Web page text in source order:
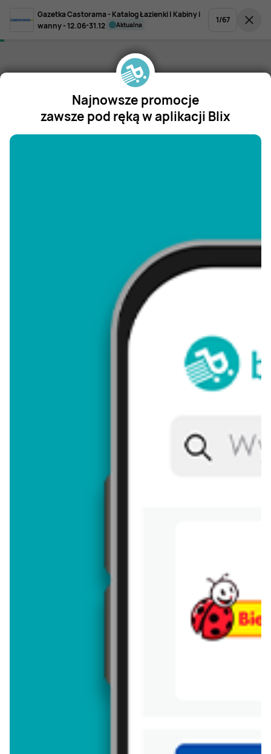
Gazetka Castorama - Katalog Łazienki | Kabiny i
wanny - 12.06-31.12
aktualna 1/67
Najnowsze promocje
zawsze pod ręką w aplikacji Blix
"/>